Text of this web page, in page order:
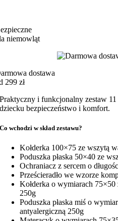
niemowląt
dostawa
299 zł
Praktyczny i funkcjonalny zestaw
dziecku bezpieczeństwo i komfort.
Co wchodzi w skład zestawu?
Kołderka 100×75 ze wszytą
Poduszka płaska 50×40 ze
Ochraniacz z sercem o
Prześcieradło we wzorze
Kołderka o wymiarach
250g
Poduszka płaska miś o
antyalergiczną 250g